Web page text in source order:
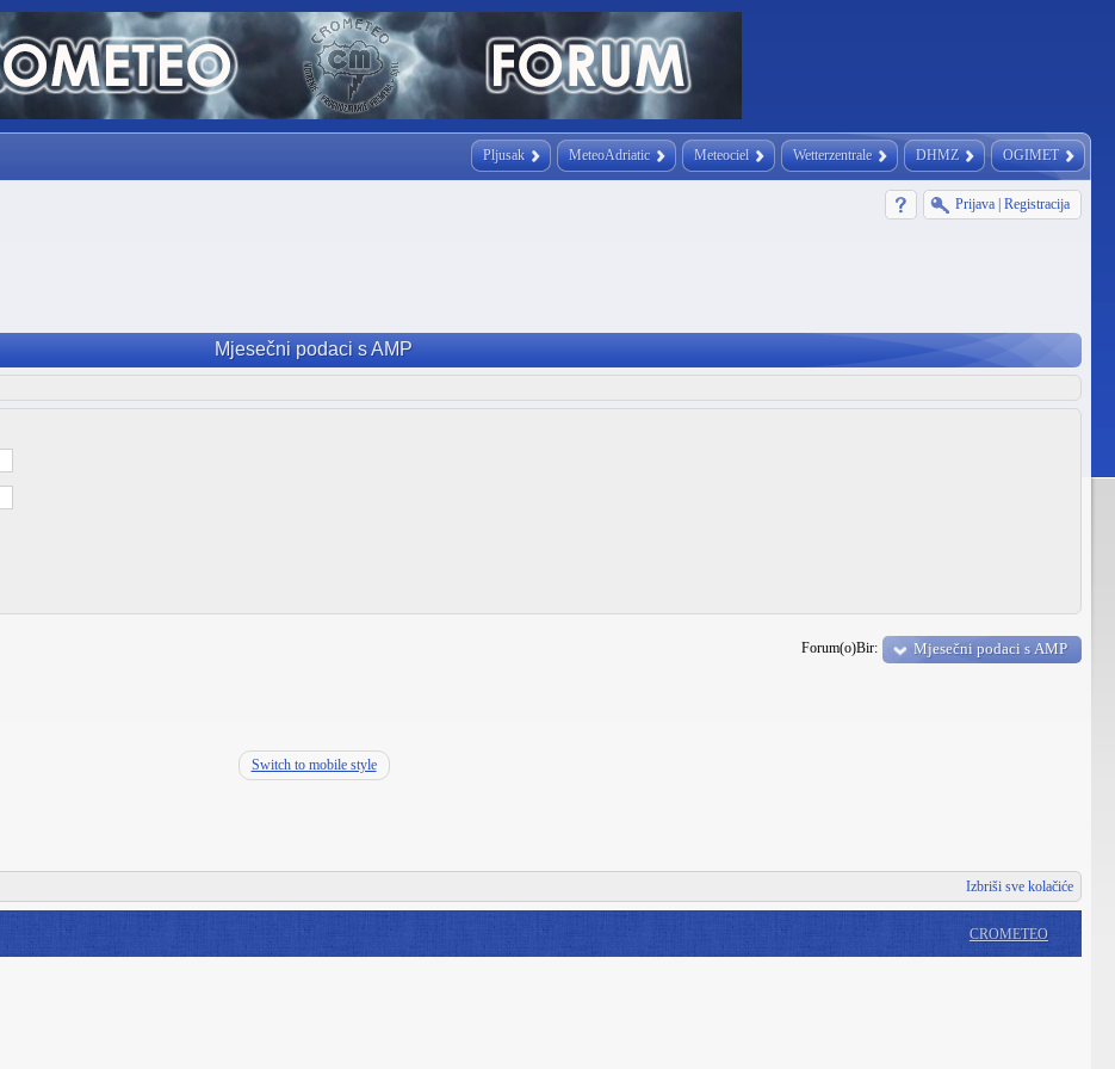
Pljusak MeteoAdriatic Meteociel Wetterzentrale DHMZ OGIMET
Prijava Registracija
Mjesečni podaci s AMP
Forum(o)Bir: Mjesečni podaci s AMP
Switch to mobile style
Izbriši sve kolačiće
CROMETEO